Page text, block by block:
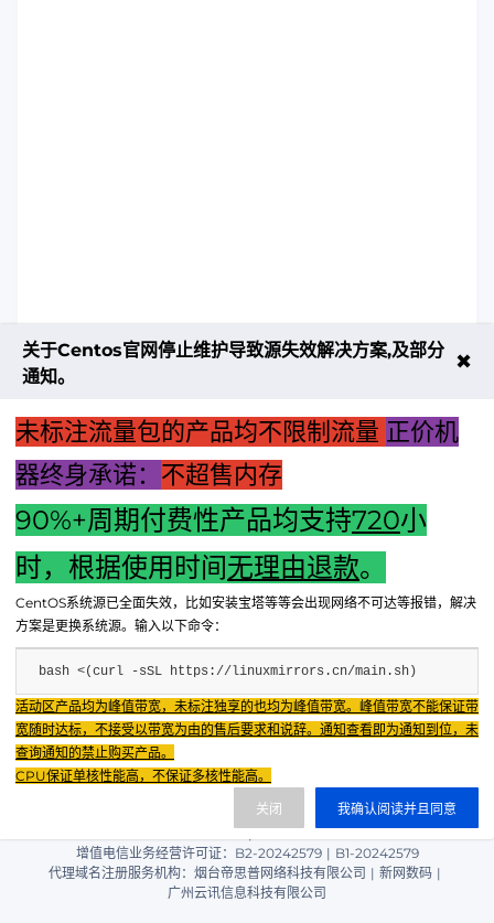
机制探究"
下一篇：主机遥控技术深度解析：五大核心要求详解
Fenxun Tech 飞讯科技旗下云平台，相关服务主体：
重庆飞讯科技有限公司|中国电信股份有限公司荣昌分公司 提供网络服务 |
重庆飞讯科技有限公司|酷盾 提供CDN服务
渝ICP备2024034038号-1
渝公网安备50022602000851号
渝ICP证2024034038号 |
|
增值电信业务经营许可证：B2-20242579 | B1-20242579
代理域名注册服务机构：烟台帝思普网络科技有限公司 | 新网数码 |
广州云讯信息科技有限公司
关于Centos官网停止维护导致源失效解决方案,及部分
通知。
✖
未标注流量包的产品均不限制流量 正价机
器终身承诺： 不超售内存
90%+周期付费性产品均支持720小
时，根据使用时间无理由退款。
CentOS系统源已全面失效，比如安装宝塔等等会出现网络不可达等报错，解决
方案是更换系统源。输入以下命令：
bash <(curl -sSL https://linuxmirrors.cn/main.sh)
活动区产品均为峰值带宽，未标注独享的也均为峰值带宽。峰值带宽不能保证带
宽随时达标，不接受以带宽为由的售后要求和说辞。通知查看即为通知到位，未
查询通知的禁止购买产品。
CPU保证单核性能高，不保证多核性能高。
我确认阅读并且同意
关闭